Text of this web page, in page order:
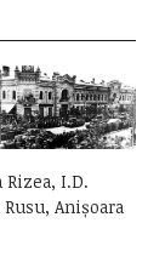
I.D.
Anișoara